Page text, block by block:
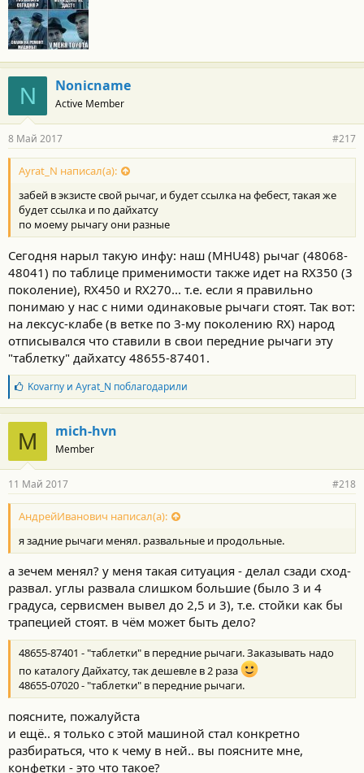
N Nonicname
Active Member
8 Май 2017 #217
Ayrat_N написал(а):
забей в экзисте свой рычаг, и будет ссылка на фебест, такая же
будет ссылка и по дайхатсу
по моему рычагу они разные
Сегодня нарыл такую инфу: наш (MHU48) рычаг (48068-
48041) по таблице применимости также идет на RX350 (3
поколение), RX450 и RX270... т.е. если я правильно
понимаю у нас с ними одинаковые рычаги стоят. Так вот:
на лексус-клабе (в ветке по 3-му поколению RX) народ
отписывался что ставили в свои передние рычаги эту
"таблетку" дайхатсу 48655-87401.
Б
л
а
г
о
д
а
н
о
с
и
:
Kovarnyи Ayrat_N поблагодарили
M mich-hvn
Member
11 Май 2017 #218
АндрейИванович написал(а):
я задние рычаги менял. развальные и продольные.
а зечем менял? у меня такая ситуация - делал сзади сход-
развал. углы развала слишком большие (было 3 и 4
градуса, сервисмен вывел до 2,5 и 3), т.е. стойки как бы
трапецией стоят. в чём может быть дело?
48655-87401 - "таблетки" в передние рычаги. Заказывать надо
по каталогу Дайхатсу, так дешевле в 2 раза
48655-07020 - "таблетки" в передние рычаги.
поясните, пожалуйста
и ещё.. я только с этой машиной стал конкретно
разбираться, что к чему в ней.. вы поясните мне,
конфетки - это что такое?